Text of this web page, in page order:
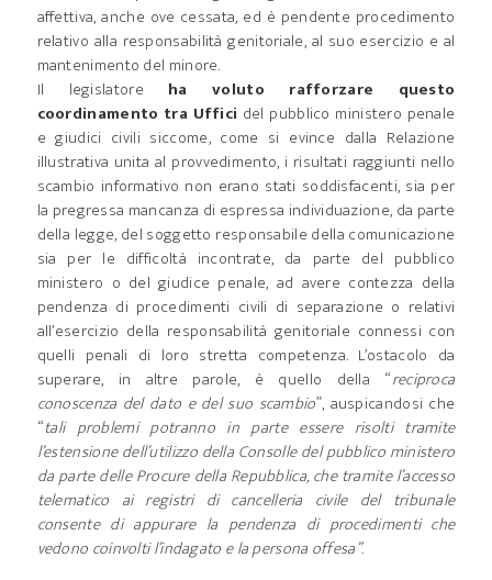
affettiva, anche ove cessata, ed è pendente procedimento
relativo alla responsabilità genitoriale, al suo esercizio e al
mantenimento del minore.
Il legislatore ha voluto rafforzare questo
coordinamento tra Uffici del pubblico ministero penale
e giudici civili siccome, come si evince dalla Relazione
illustrativa unita al provvedimento, i risultati raggiunti nello
scambio informativo non erano stati soddisfacenti, sia per
la pregressa mancanza di espressa individuazione, da parte
della legge, del soggetto responsabile della comunicazione
sia per le difficoltà incontrate, da parte del pubblico
ministero o del giudice penale, ad avere contezza della
pendenza di procedimenti civili di separazione o relativi
all’esercizio della responsabilità genitoriale connessi con
quelli penali di loro stretta competenza. L’ostacolo da
superare, in altre parole, è quello della “reciproca
conoscenza del dato e del suo scambio”, auspicandosi che
“tali problemi potranno in parte essere risolti tramite
l’estensione dell’utilizzo della Consolle del pubblico ministero
da parte delle Procure della Repubblica, che tramite l’accesso
telematico ai registri di cancelleria civile del tribunale
consente di appurare la pendenza di procedimenti che
vedono coinvolti l’indagato e la persona offesa”.